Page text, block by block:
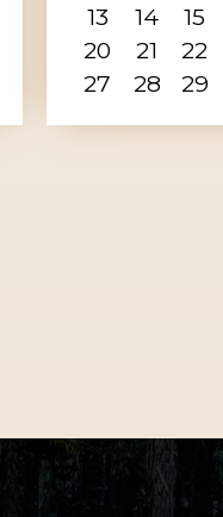
13
14 15
20
21 22
27
28 29